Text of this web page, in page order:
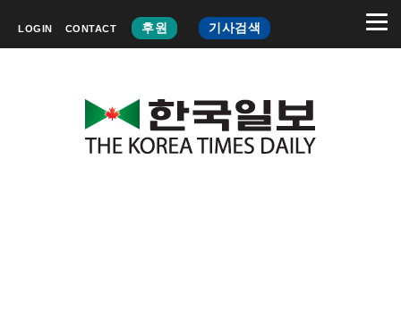
LOGIN CONTACT 후원 기사검색